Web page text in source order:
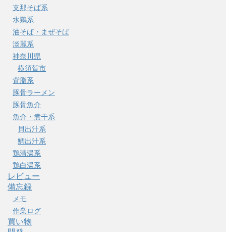
支那そば系
水鶏系
油そば・まぜそば
淡麗系
神奈川県
横須賀市
背脂系
豚骨ラーメン
豚骨魚介
魚介・煮干系
貝出汁系
鯛出汁系
鶏清湯系
鶏白湯系
レビュー
備忘録
メモ
作業ログ
買い物